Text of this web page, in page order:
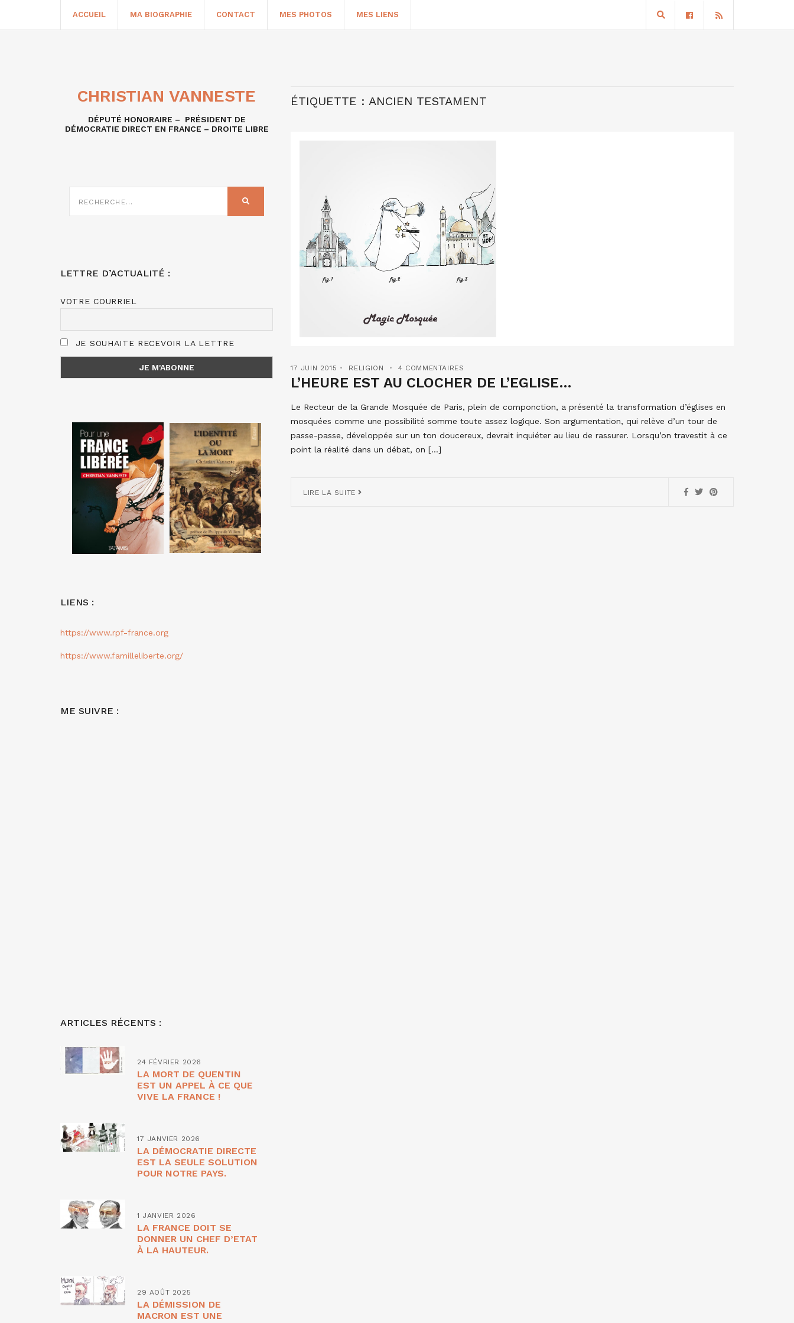
ACCUEIL MA BIOGRAPHIE CONTACT MES PHOTOS MES LIENS
ÉTIQUETTE : ANCIEN TESTAMENT
17 JUIN 2015 RELIGION 4 COMMENTAIRES
L’HEURE EST AU CLOCHER DE L’EGLISE…
Le Recteur de la Grande Mosquée de Paris, plein de componction, a présenté la transformation d’églises en
mosquées comme une possibilité somme toute assez logique. Son argumentation, qui relève d’un tour de
passe-passe, développée sur un ton doucereux, devrait inquiéter au lieu de rassurer. Lorsqu’on travestit à ce
point la réalité dans un débat, on […]
LIRE LA SUITE
CHRISTIAN VANNESTE
DÉPUTÉ HONORAIRE – PRÉSIDENT DE
DÉMOCRATIE DIRECT EN FRANCE – DROITE LIBRE
SUR
LETTRE D’ACTUALITÉ :
VOTRE COURRIEL
JE SOUHAITE RECEVOIR LA LETTRE
LIENS :
https://www.rpf-france.org
https://www.familleliberte.org/
ME SUIVRE :
ARTICLES RÉCENTS :
24 FÉVRIER 2026
LA MORT DE QUENTIN
EST UN APPEL À CE QUE
VIVE LA FRANCE !
17 JANVIER 2026
LA DÉMOCRATIE DIRECTE
EST LA SEULE SOLUTION
POUR NOTRE PAYS.
1 JANVIER 2026
LA FRANCE DOIT SE
DONNER UN CHEF D’ETAT
À LA HAUTEUR.
29 AOÛT 2025
LA DÉMISSION DE
MACRON EST UNE